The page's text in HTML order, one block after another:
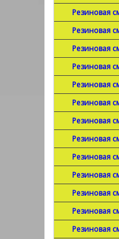
Резиновая
Резиновая
Резиновая
Резиновая
Резиновая
Резиновая
Резиновая
Резиновая
Резиновая
Резиновая
Резиновая
Резиновая
Резиновая